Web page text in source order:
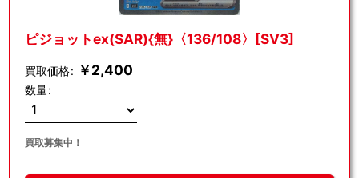
ピジョットex(SAR){無}〈136/108〉[SV3]
買取価格: ￥2,400
数量:
買取募集中！